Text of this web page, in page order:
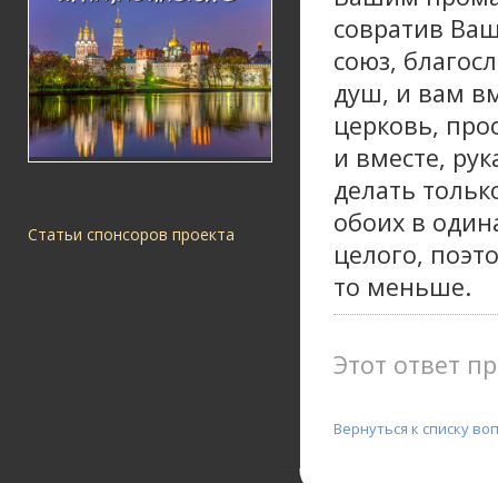
Статьи спонсоров проекта
совратив
союз,
душ, и вам
церковь,
и вместе,
делать
обоих в
целого,
то меньше.
Этот ответ
Вернуться к списку